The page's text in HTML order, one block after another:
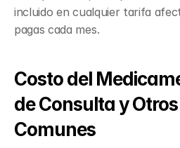
incluido en cualquier tarifa
pagas cada mes.
Costo del
de Consulta y
Comunes